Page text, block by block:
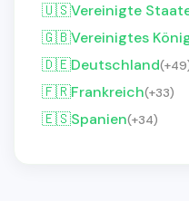
🇺🇸Vereinigte
🇬🇧Vereinigtes
🇩🇪Deutschland
🇫🇷Frankreich(+33)
🇪🇸Spanien(+34)